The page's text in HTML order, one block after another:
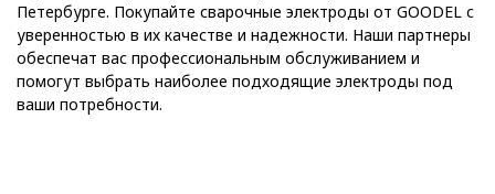
Петербурге. Покупайте сварочные электроды от GOODEL с
уверенностью в их качестве и надежности. Наши партнеры
обеспечат вас профессиональным обслуживанием и
помогут выбрать наиболее подходящие электроды под
ваши потребности.